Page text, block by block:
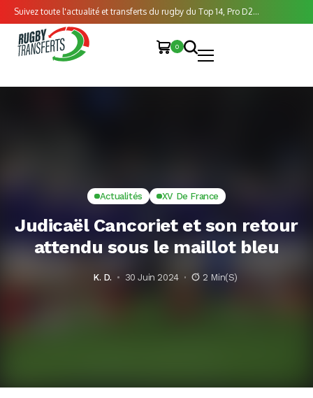
Suivez toute l'actualité et transferts du rugby du Top 14, Pro D2...
0
Actualités XV De France
Judicaël Cancoriet et son retour
attendu sous le maillot bleu
K. D. 30 Juin 2024 2 Min(s)